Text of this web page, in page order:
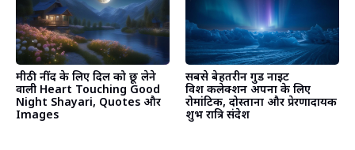
मीठी नींद के लिए दिल को छू लेने
वाली Heart Touching Good
Night Shayari, Quotes और
Images
सबसे बेहतरीन गुड नाइट
विश कलेक्शन अपनों के लिए
रोमांटिक, दोस्ताना और प्रेरणादायक
शुभ रात्रि संदेश